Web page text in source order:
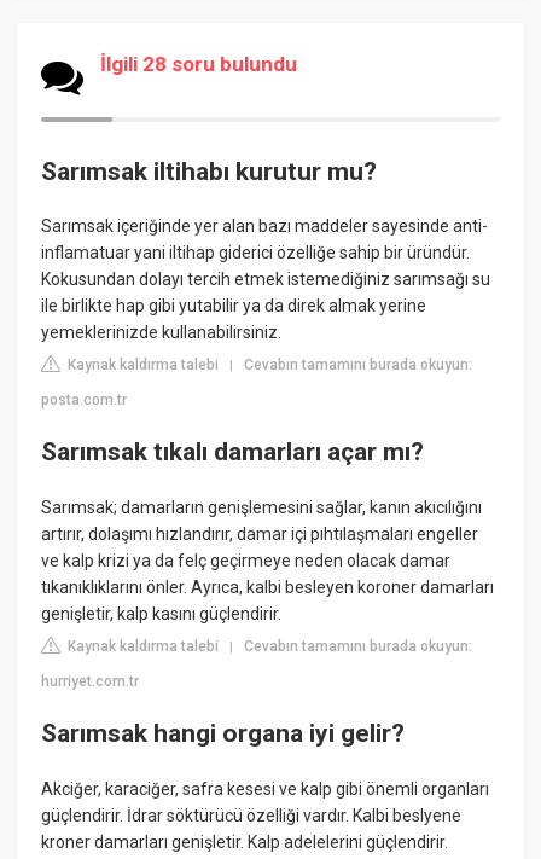
İlgili 28 soru bulundu
Sarımsak iltihabı kurutur mu?
Sarımsak içeriğinde yer alan bazı maddeler sayesinde anti-
inflamatuar yani iltihap giderici özelliğe sahip bir üründür.
Kokusundan dolayı tercih etmek istemediğiniz sarımsağı su
ile birlikte hap gibi yutabilir ya da direk almak yerine
yemeklerinizde kullanabilirsiniz.
Kaynak kaldırma talebi |Cevabın tamamını burada okuyun:
posta.com.tr
Sarımsak tıkalı damarları açar mı?
Sarımsak; damarların genişlemesini sağlar, kanın akıcılığını
artırır, dolaşımı hızlandırır, damar içi pıhtılaşmaları engeller
ve kalp krizi ya da felç geçirmeye neden olacak damar
tıkanıklıklarını önler. Ayrıca, kalbi besleyen koroner damarları
genişletir, kalp kasını güçlendirir.
Kaynak kaldırma talebi |Cevabın tamamını burada okuyun:
hurriyet.com.tr
Sarımsak hangi organa iyi gelir?
Akciğer, karaciğer, safra kesesi ve kalp gibi önemli organları
güçlendirir. İdrar söktürücü özelliği vardır. Kalbi beslyene
kroner damarları genişletir. Kalp adelelerini güçlendirir.